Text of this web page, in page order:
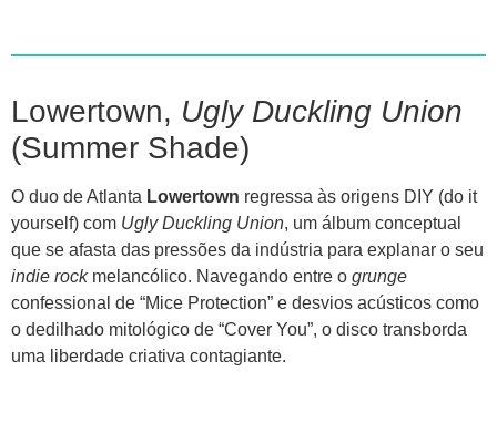
Lowertown, Ugly Duckling Union
(Summer Shade)
O duo de Atlanta Lowertown regressa às origens DIY (do it
yourself) com Ugly Duckling Union, um álbum conceptual
que se afasta das pressões da indústria para explanar o seu
indie rockmelancólico. Navegando entre o grunge
confessional de “Mice Protection” e desvios acústicos como
o dedilhado mitológico de “Cover You”, o disco transborda
uma liberdade criativa contagiante.